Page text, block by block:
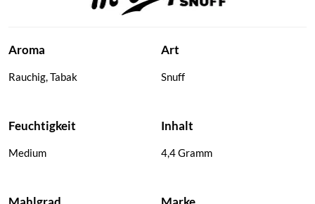
Aroma
Rauchig, Tabak
Art
Snuff
Feuchtigkeit
Medium
Inhalt
4,4 Gramm